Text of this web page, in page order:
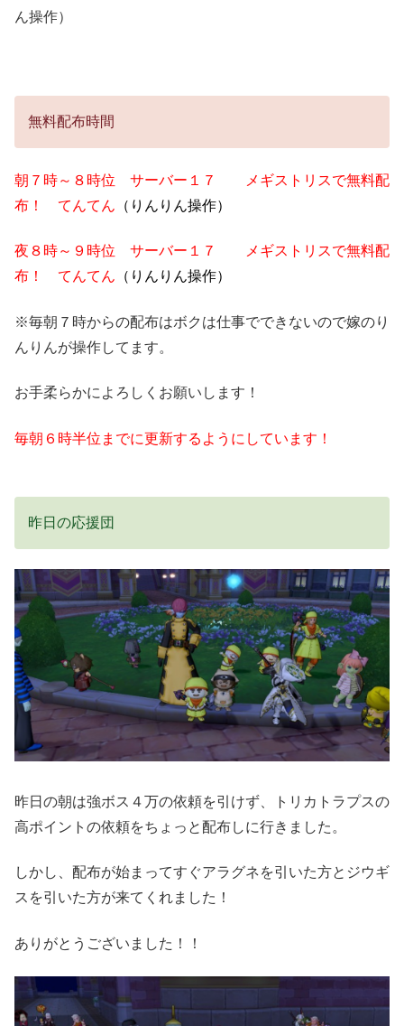
ん操作）
無料配布時間
朝７時～８時位 サーバー１７ メギストリスで無料配
布！ てんてん （りんりん操作）
夜８時～９時位 サーバー１７ メギストリスで無料配
布！ てんてん （りんりん操作）
※毎朝７時からの配布はボクは仕事でできないので嫁のり
んりんが操作してます。
お手柔らかによろしくお願いします！
毎朝６時半位までに更新するようにしています！
昨日の応援団
昨日の朝は強ボス４万の依頼を引けず、トリカトラプスの
高ポイントの依頼をちょっと配布しに行きました。
しかし、配布が始まってすぐアラグネを引いた方とジウギ
スを引いた方が来てくれました！
ありがとうございました！！